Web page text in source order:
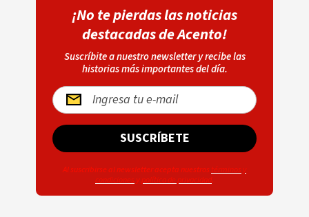
¡No te pierdas las noticias
destacadas de Acento!
Suscríbite a nuestro newsletter y recibe las
historias más importantes del día.
SUSCRÍBETE
Al suscribirse al newsletter acepta nuestros términos y
condiciones ypolítica de privacidad.